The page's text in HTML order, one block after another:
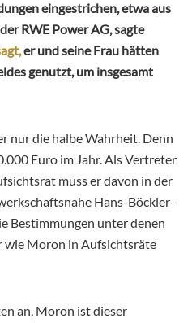
eingestrichen, etwa aus
RWE Power AG, sagte
er und seine Frau hätten
genutzt, um insgesamt
nur die halbe Wahrheit. Denn
Euro im Jahr. Als Vertreter
muss er davon in der
Hans-Böckler-
Bestimmungen unter denen
wie Moron in Aufsichtsräte
an, Moron ist dieser